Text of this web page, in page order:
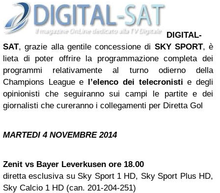
DIGITAL-
SAT, grazie alla gentile concessione di SKY SPORT, è
lieta di poter offrire la programmazione completa dei
programmi relativamente al turno odierno della
Champions League e l’elenco dei telecronisti e degli
opinionisti che seguiranno sui campi le partite e dei
giornalisti che cureranno i collegamenti per Diretta Gol
MARTEDI 4 NOVEMBRE 2014
Zenit vs Bayer Leverkusen ore 18.00
diretta esclusiva su Sky Sport 1 HD, Sky Sport Plus HD,
Sky Calcio 1 HD (can. 201-204-251)